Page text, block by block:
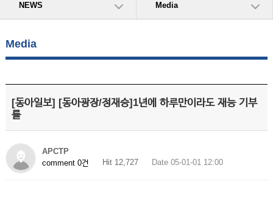
NEWS Media
Media
[동아일보] [동아광장/정재승]1년에 하루만이라도 재능 기부
를
APCTP
comment 0건
Hit 12,727 Date 05-01-01 12:00